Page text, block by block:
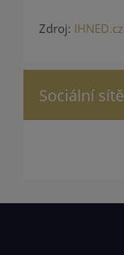
Zdroj: IHNED.cz
Sociální sítě